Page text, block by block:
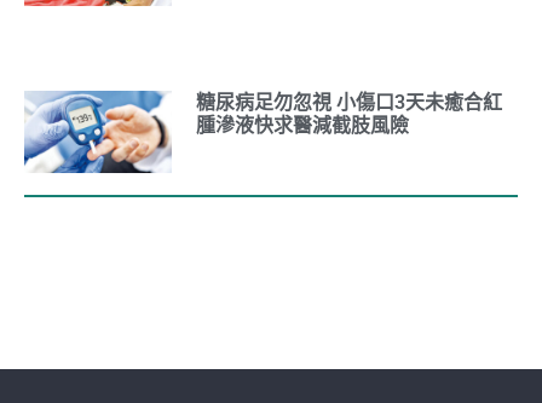
糖尿病足勿忽視 小傷口3天未癒合紅
腫滲液快求醫減截肢風險